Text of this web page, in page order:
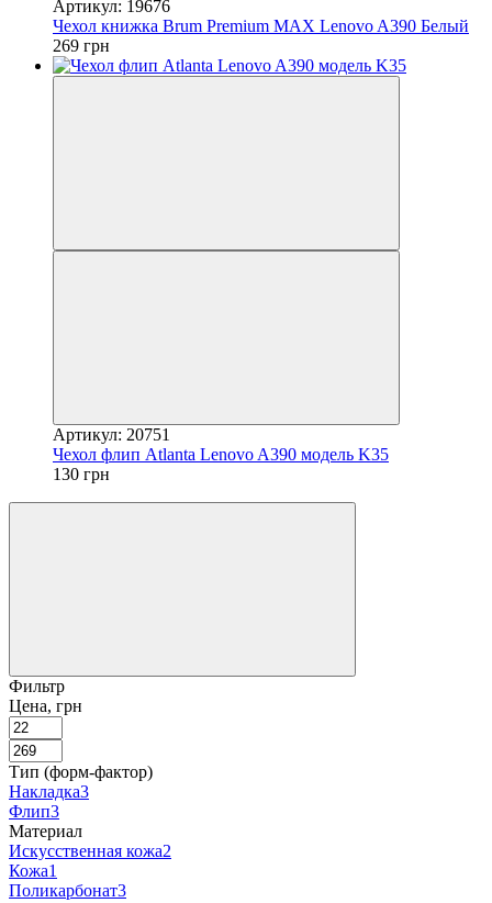
Артикул: 19676
Чехол книжка Brum Premium MAX Lenovo A390 Белый
269 грн
Артикул: 20751
Чехол флип Atlanta Lenovo A390 модель K35
130 грн
Фильтр
Цена, грн
Тип (форм-фактор)
Накладка3
Флип3
Материал
Искусственная кожа2
Кожа1
Поликарбонат3